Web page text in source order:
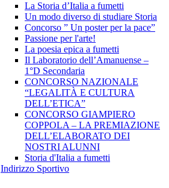
La Storia d’Italia a fumetti
Un modo diverso di studiare Storia
Concorso ” Un poster per la pace”
Passione per l'arte!
La poesia epica a fumetti
Il Laboratorio dell’Amanuense –
1°D Secondaria
CONCORSO NAZIONALE
“LEGALITÀ E CULTURA
DELL’ETICA”
CONCORSO GIAMPIERO
COPPOLA – LA PREMIAZIONE
DELL’ELABORATO DEI
NOSTRI ALUNNI
Storia d'Italia a fumetti
Indirizzo Sportivo